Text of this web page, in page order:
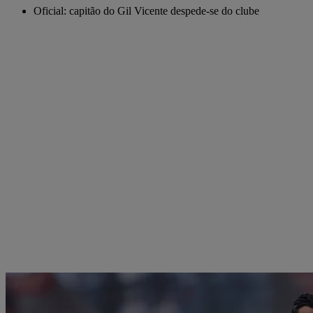
Oficial: capitão do Gil Vicente despede-se do clube